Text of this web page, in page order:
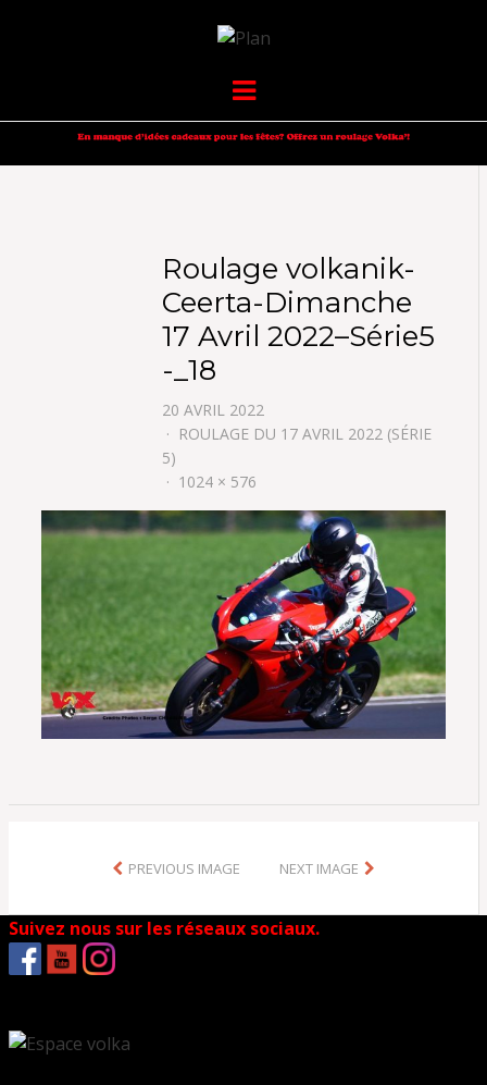
VOLKANIK-
ENDURANCE
Menu
Roulage volkanik-
Ceerta-Dimanche
17 Avril 2022–Série5
-_18
20 AVRIL 2022
ROULAGE DU 17 AVRIL 2022 (SÉRIE
5)
1024 × 576
PREVIOUS IMAGE NEXT IMAGE
Suivez nous sur les réseaux sociaux.